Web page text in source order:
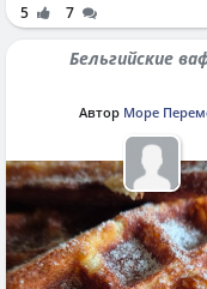
5 7
Бельгийские
Автор Море